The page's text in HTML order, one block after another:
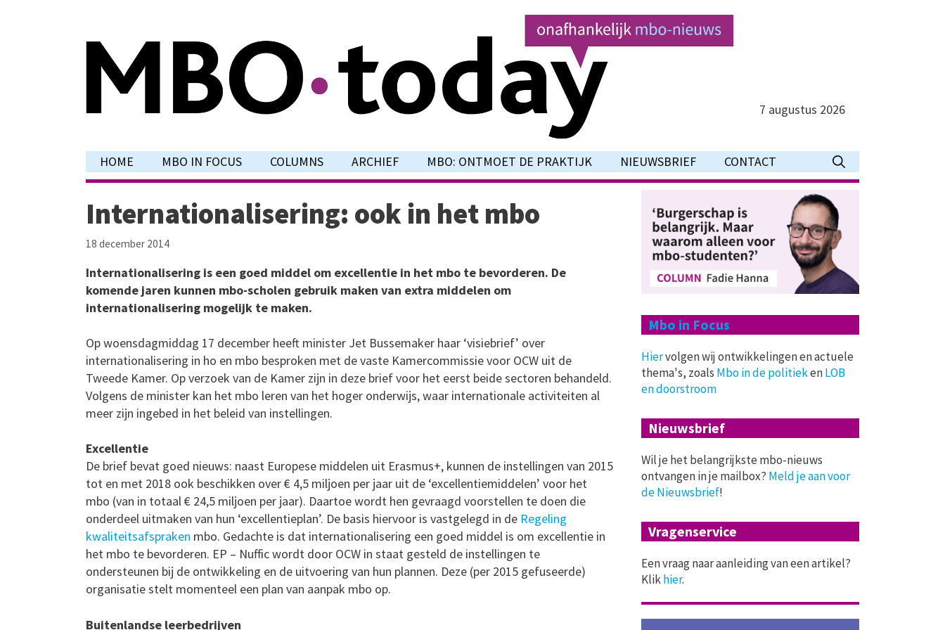
7 augustus 2026
HOME MBO IN FOCUS COLUMNS ARCHIEF MBO: ONTMOET DE PRAKTIJK NIEUWSBRIEF CONTACT
Internationalisering: ook in het mbo
18 december 2014
Internationalisering is een goed middel om excellentie in het mbo te bevorderen. De
komende jaren kunnen mbo-scholen gebruik maken van extra middelen om
internationalisering mogelijk te maken.
Op woensdagmiddag 17 december heeft minister Jet Bussemaker haar ‘visiebrief’ over
internationalisering in ho en mbo besproken met de vaste Kamercommissie voor OCW uit de
Tweede Kamer. Op verzoek van de Kamer zijn in deze brief voor het eerst beide sectoren behandeld.
Volgens de minister kan het mbo leren van het hoger onderwijs, waar internationale activiteiten al
meer zijn ingebed in het beleid van instellingen.
Excellentie
De brief bevat goed nieuws: naast Europese middelen uit Erasmus+, kunnen de instellingen van 2015
tot en met 2018 ook beschikken over € 4,5 miljoen per jaar uit de ‘excellentiemiddelen’ voor het
mbo (van in totaal € 24,5 miljoen per jaar). Daartoe wordt hen gevraagd voorstellen te doen die
onderdeel uitmaken van hun ‘excellentieplan’. De basis hiervoor is vastgelegd in de Regeling
kwaliteitsafspraken mbo. Gedachte is dat internationalisering een goed middel is om excellentie in
het mbo te bevorderen. EP – Nuffic wordt door OCW in staat gesteld de instellingen te
ondersteunen bij de ontwikkeling en de uitvoering van hun plannen. Deze (per 2015 gefuseerde)
organisatie stelt momenteel een plan van aanpak mbo op.
Buitenlandse leerbedrijven
Mbo in Focus
Hiervolgen wij ontwikkelingen en actuele
thema's, zoals Mbo in de politiekenLOB
en doorstroom
Nieuwsbrief
Wil je het belangrijkste mbo-nieuws
ontvangen in je mailbox? Meld je aan voor
de Nieuwsbrief!
Vragenservice
Een vraag naar aanleiding van een artikel?
Klikhier.